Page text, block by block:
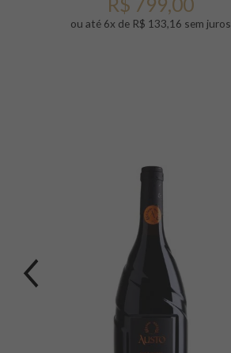
ou até 6x de R$ 133,16 sem juros